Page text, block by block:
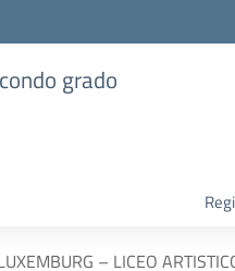
grado
– LICEO